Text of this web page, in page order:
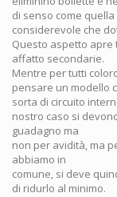
di senso come
considerevole che
Questo aspetto apre
affatto secondarie.
Mentre per tutti
pensare un modello
sorta di circuito
nostro caso si
guadagno ma
non per avidità, ma
abbiamo in
comune, si deve
di ridurlo al minimo.